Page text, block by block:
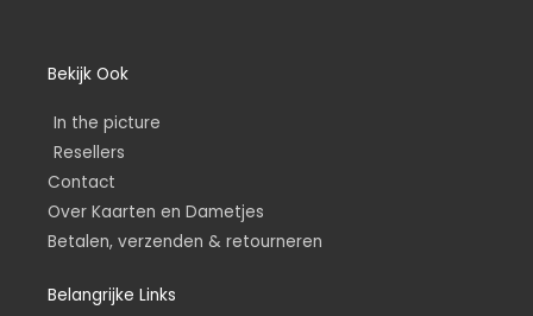
Bekijk Ook
In the picture
Resellers
Contact
Over Kaarten en Dametjes
Betalen, verzenden & retourneren
Belangrijke Links